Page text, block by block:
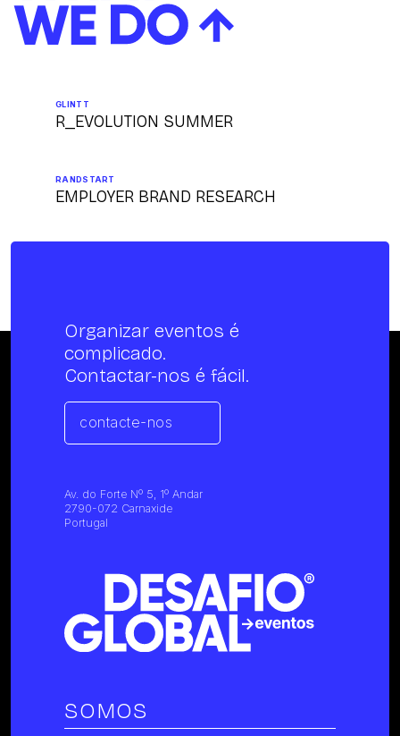
GLINTT
R_EVOLUTION SUMMER
RANDSTART
EMPLOYER BRAND RESEARCH
Organizar eventos é
complicado.
Contactar-nos é fácil.
contacte-nos
Av. do Forte Nº 5, 1º Andar
2790-072 Carnaxide
Portugal
SOMOS